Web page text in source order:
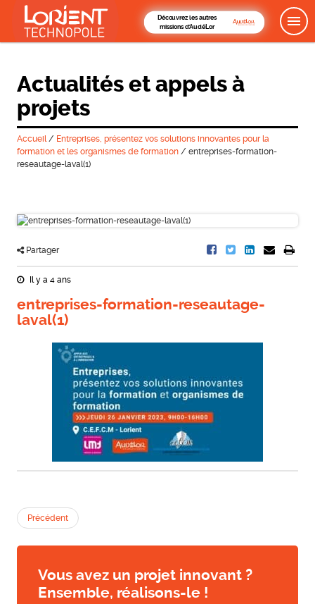
Découvrez les autres
missions d'AudéLor
Actualités et appels à
projets
Accueil/ Entreprises, présentez vos solutions innovantes pour la
formation et les organismes de formation/ entreprises-formation-
reseautage-laval(1)
Partager
Il y a 4 ans
entreprises-formation-reseautage-
laval(1)
Précédent
Vous avez un projet innovant ?
Ensemble, réalisons-le !